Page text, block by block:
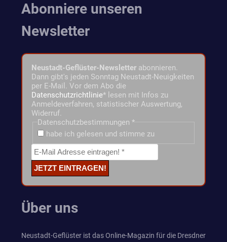
Abonniere unseren
Newsletter
Neustadt-Geflüster-Newsletter abonnieren.
Dann gibt's jeden Sonntag Neustadt-Neuigkeiten
per E-Mail. Vor dem Abo die
Datenschutzrichtlinie* lesen mit Infos zu
Anmeldeverfahren, statistischer Auswertung,
Widerruf.
Datenschutzbestimmungen *
habe ich gelesen und stimme zu
Über uns
Neustadt-Geflüster ist das Online-Magazin für die Dresdner